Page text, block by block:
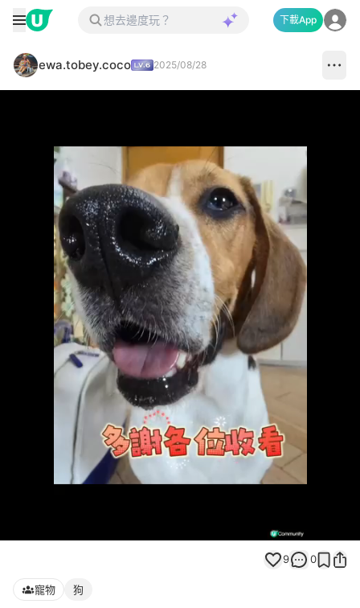
下載App
ewa.tobey.coco 2025/08/28
100.00%
9 0
寵物 狗